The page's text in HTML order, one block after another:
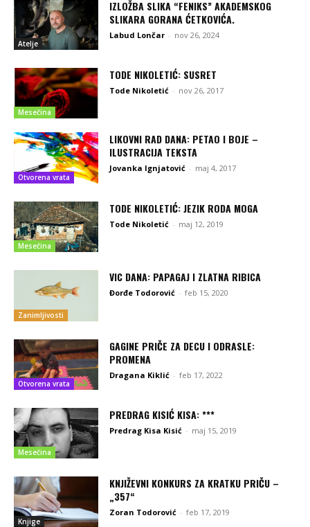
Atelje
IZLOŽBA SLIKA “FENIKS” AKADEMSKOG
SLIKARA GORANA ĆETKOVIĆA.
Labud Lončar - nov 26, 2024
Mesečina
TODE NIKOLETIĆ: SUSRET
Tode Nikoletić - nov 26, 2017
Otvorena vrata
LIKOVNI RAD DANA: PETAO I BOJE –
ILUSTRACIJA TEKSTA
Jovanka Ignjatović - maj 4, 2017
Mesečina
TODE NIKOLETIĆ: JEZIK RODA MOGA
Tode Nikoletić - maj 12, 2019
Zanimljivosti
VIC DANA: PAPAGAJ I ZLATNA RIBICA
Đorđe Todorović - feb 15, 2020
Otvorena vrata
GAGINE PRIČE ZA DECU I ODRASLE:
PROMENA
Dragana Kiklić - feb 17, 2022
Mesečina
PREDRAG KISIĆ KISA: ***
Predrag Kisa Kisić - maj 15, 2019
Knjige
KNJIŽEVNI KONKURS ZA KRATKU PRIČU –
„357“
Zoran Todorović - feb 17, 2019